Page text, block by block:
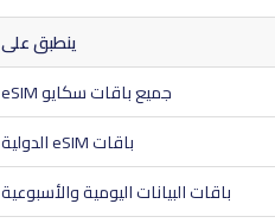
ينطبق على
جميع باقات سكايو eSIM
باقات eSIM الدولية
باقات البيانات اليومية والأسبوعية